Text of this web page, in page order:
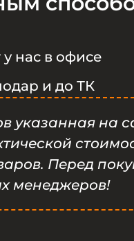
нас в офисе
и до ТК
указанная на
Перед
менеджеров!